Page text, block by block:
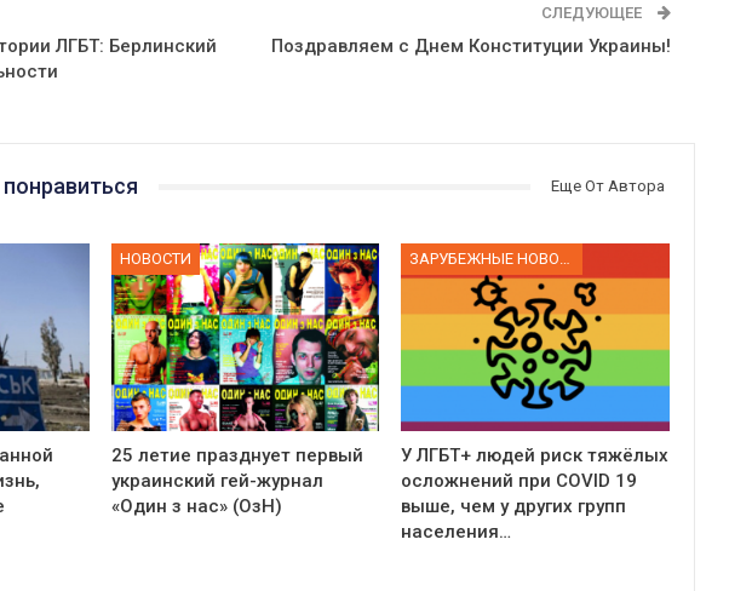
ЛГБТ: Берлинский
СЛЕДУЮЩЕЕ
Поздравляем с Днем Конституции Украины!
Еще От Автора
НОВОСТИ
25 летие празднует первый
украинский гей-журнал
«Один з нас» (ОзН)
ЗАРУБЕЖНЫЕ НОВОСТИ
У ЛГБТ+ людей риск тяжёлых
осложнений при COVID 19
выше, чем у других групп
населения…